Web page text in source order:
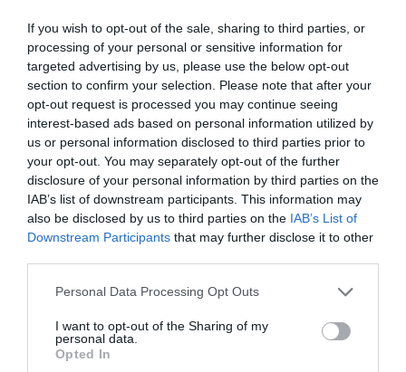
If you wish to opt-out of the sale, sharing to third parties, or
processing of your personal or sensitive information for
targeted advertising by us, please use the below opt-out
section to confirm your selection. Please note that after your
opt-out request is processed you may continue seeing
interest-based ads based on personal information utilized by
us or personal information disclosed to third parties prior to
your opt-out. You may separately opt-out of the further
disclosure of your personal information by third parties on the
IAB’s list of downstream participants. This information may
also be disclosed by us to third parties on the IAB’s List of
Downstream Participants that may further disclose it to other
Please note that this website/app uses one or more Google
not limited to your visit or usage behaviour. You may click to
grant or deny consent to Google and its third-party tags to
use your data for below specified purposes in below Google
Personal Data Processing Opt Outs
I want to opt-out of the Sharing of my
personal data.
Opted In
Probléma jelentése Te vagy a tulajdonos?